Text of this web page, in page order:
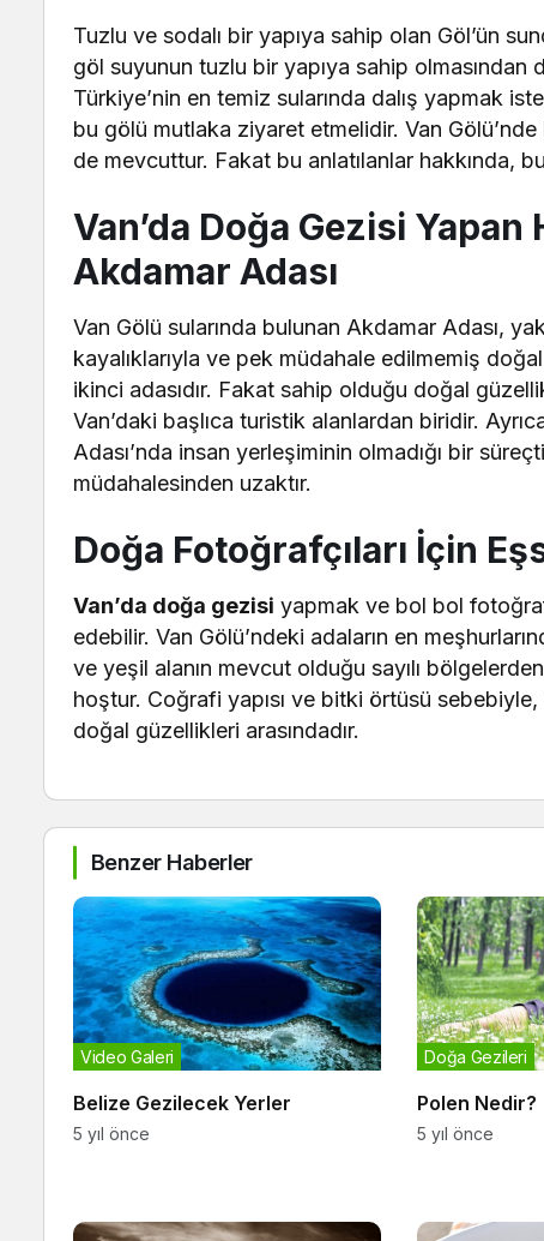
Tuzlu ve sodalı bir yapıya sahip olan Göl’ün
göl suyunun tuzlu bir yapıya sahip olmasından
Türkiye’nin en temiz sularında dalış yapmak
bu gölü mutlaka ziyaret etmelidir. Van
de mevcuttur. Fakat bu anlatılanlar hakkında,
Van’da Doğa Gezisi
Akdamar Adası
Van Gölü sularında bulunan Akdamar Adası,
kayalıklarıyla ve pek müdahale edilmemiş
ikinci adasıdır. Fakat sahip olduğu doğal
Van’daki başlıca turistik alanlardan biridir.
Adası’nda insan yerleşiminin olmadığı bir
müdahalesinden uzaktır.
Doğa Fotoğrafçıları İçin
Van’da doğa gezisi yapmak ve bol bol
edebilir. Van Gölü’ndeki adaların en
ve yeşil alanın mevcut olduğu sayılı
hoştur. Coğrafi yapısı ve bitki örtüsü
doğal güzellikleri arasındadır.
Benzer Haberler
Belize Gezilecek Yerler
Video Galeri
5 yıl önce
Polen Nedir?
Doğa Gezileri
5 yıl önce